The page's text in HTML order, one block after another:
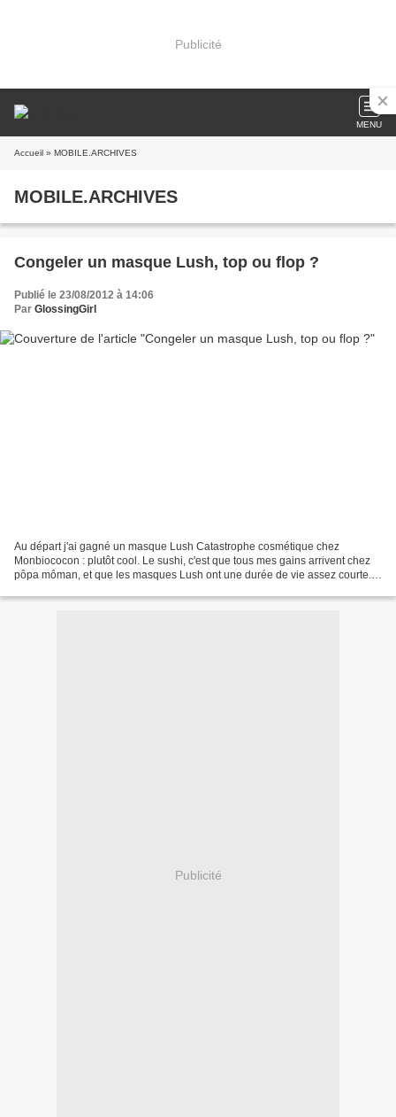
Publicité
MENU
Accueil » MOBILE.ARCHIVES
MOBILE.ARCHIVES
Congeler un masque Lush, top ou flop ?
Publié le 23/08/2012 à 14:06
Par GlossingGirl
Au départ j'ai gagné un masque Lush Catastrophe cosmétique chez
Monbiococon : plutôt cool. Le sushi, c'est que tous mes gains arrivent chez
pôpa môman, et que les masques Lush ont une durée de vie assez courte.
Publicité